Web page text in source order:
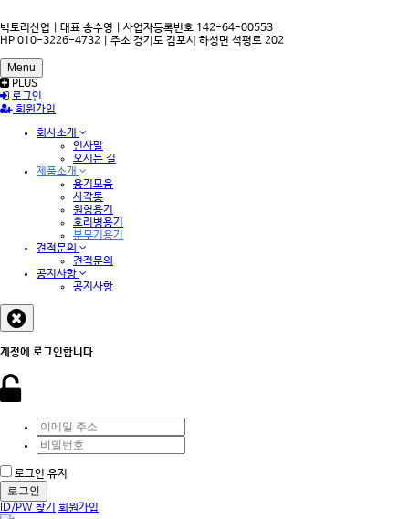
빅토리산업 | 대표 송수영 | 사업자등록번호 142-64-00553
HP 010-3226-4732 | 주소 경기도 김포시 하성면 석평로 202
Menu
PLUS
로그인
회원가입
회사소개
인사말
오시는 길
제품소개
용기모음
사각통
원형용기
호리병용기
분무기용기
견적문의
견적문의
공지사항
공지사항
계정에 로그인합니다
로그인 유지
로그인
ID/PW 찾기 회원가입